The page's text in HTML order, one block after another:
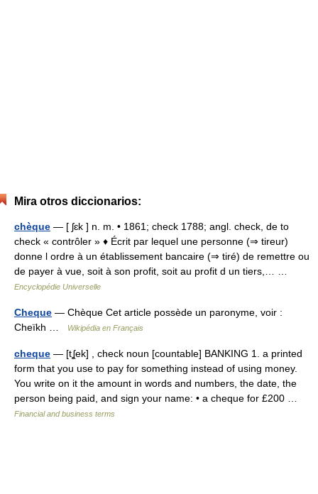
Mira otros diccionarios:
chèque — [ ʃɛk ] n. m. • 1861; check 1788; angl. check, de to
check « contrôler » ♦ Écrit par lequel une personne (⇒ tireur)
donne l ordre à un établissement bancaire (⇒ tiré) de remettre ou
de payer à vue, soit à son profit, soit au profit d un tiers,… …
Encyclopédie Universelle
Cheque — Chèque Cet article possède un paronyme, voir :
Cheïkh …
Wikipédia en Français
cheque — [tʆek] , check noun [countable] BANKING 1. a printed
form that you use to pay for something instead of using money.
You write on it the amount in words and numbers, the date, the
person being paid, and sign your name: • a cheque for £200 …
Financial and business terms